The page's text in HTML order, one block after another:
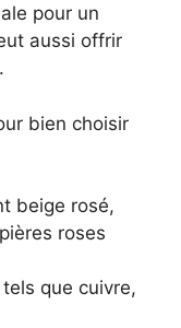
pour un
aussi offrir
bien choisir
beige rosé,
roses
que cuivre,